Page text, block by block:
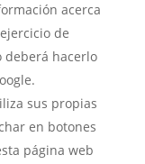
acerca
de
deberá hacerlo
sus propias
en botones
página web